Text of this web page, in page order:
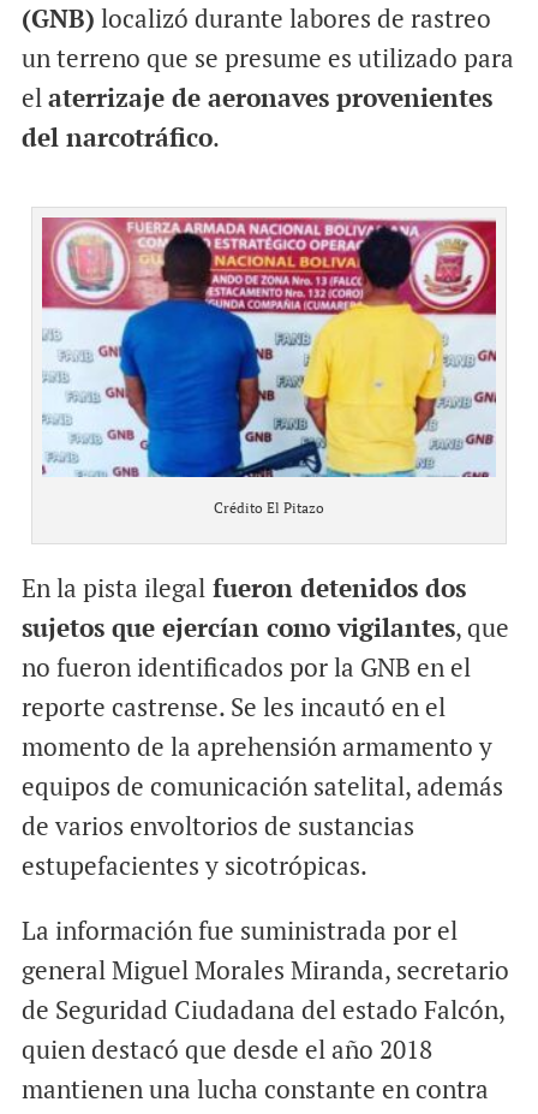
(GNB) localizó durante labores de rastreo
un terreno que se presume es utilizado para
elaterrizaje de aeronaves provenientes
del narcotráfico.
Crédito El Pitazo
En la pista ilegal fueron detenidos dos
sujetos que ejercían como vigilantes, que
no fueron identificados por la GNB en el
reporte castrense. Se les incautó en el
momento de la aprehensión armamento y
equipos de comunicación satelital, además
de varios envoltorios de sustancias
estupefacientes y sicotrópicas.
La información fue suministrada por el
general Miguel Morales Miranda, secretario
de Seguridad Ciudadana del estado Falcón,
quien destacó que desde el año 2018
mantienen una lucha constante en contra